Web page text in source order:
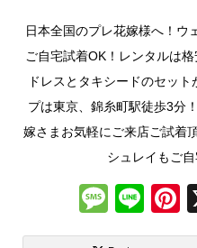
日本全国のプレ花嫁様へ！ウ
ご自宅試着OK！レンタルは
ドレスとタキシードのセッ
プは東京、錦糸町駅徒歩3分
嫁さまお気軽にご来店ご試着
シュレイもご自
M
e
Li
n